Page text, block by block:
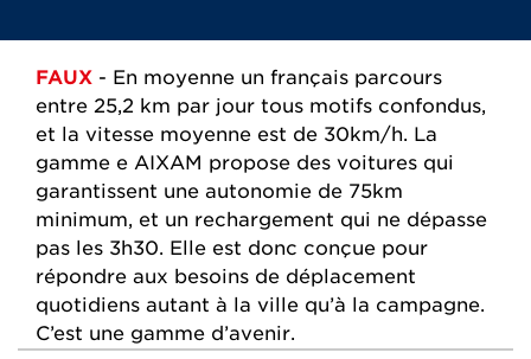
FAUX - En moyenne un français parcours
entre 25,2 km par jour tous motifs confondus,
et la vitesse moyenne est de 30km/h. La
gamme e AIXAM propose des voitures qui
garantissent une autonomie de 75km
minimum, et un rechargement qui ne dépasse
pas les 3h30. Elle est donc conçue pour
répondre aux besoins de déplacement
quotidiens autant à la ville qu’à la campagne.
C’est une gamme d’avenir.